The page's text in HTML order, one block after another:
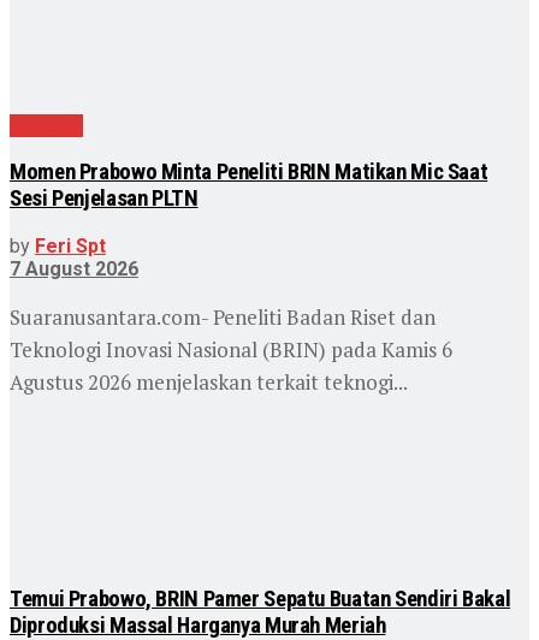
Momen Prabowo Minta Peneliti BRIN Matikan Mic Saat
Sesi Penjelasan PLTN
by Feri Spt
7 August 2026
Suaranusantara.com- Peneliti Badan Riset dan
Teknologi Inovasi Nasional (BRIN) pada Kamis 6
Agustus 2026 menjelaskan terkait teknogi...
Temui Prabowo, BRIN Pamer Sepatu Buatan Sendiri Bakal
Diproduksi Massal Harganya Murah Meriah